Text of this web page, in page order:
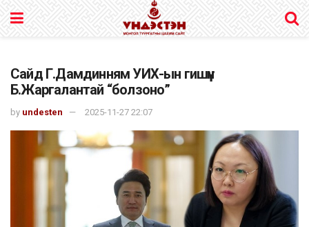
Сайд Г.Дамдинням УИХ-ын гишүүн
Б.Жаргалантай “болзоно”
by undesten 2025-11-27 22:07